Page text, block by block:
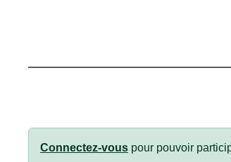
Connectez-vous pour pouvoir